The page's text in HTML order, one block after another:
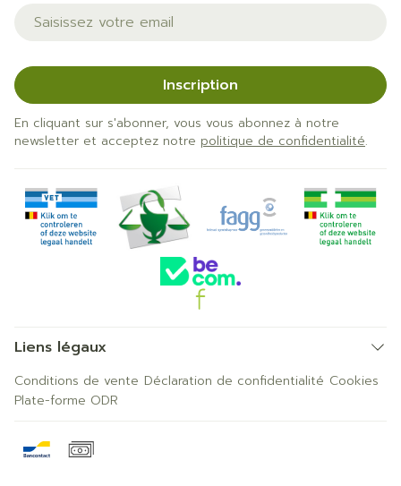
Adresse mail
Inscription
En cliquant sur s'abonner, vous vous abonnez à notre
newsletter et acceptez notre politique de confidentialité.
Liens légaux
Conditions de vente Déclaration de confidentialité Cookies
Plate-forme ODR